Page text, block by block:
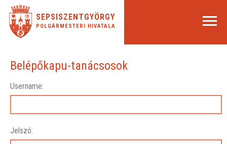
SEPSISZENTGYÖRGY
POLGÁRMESTERI HIVATALA
Belépőkapu-tanácsosok
Username:
Jelszó: